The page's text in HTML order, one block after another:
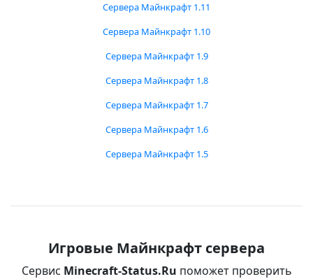
Сервера Майнкрафт 1.11
Сервера Майнкрафт 1.10
Сервера Майнкрафт 1.9
Сервера Майнкрафт 1.8
Сервера Майнкрафт 1.7
Сервера Майнкрафт 1.6
Сервера Майнкрафт 1.5
Игровые Майнкрафт сервера
Сервис Minecraft-Status.Ru поможет проверить